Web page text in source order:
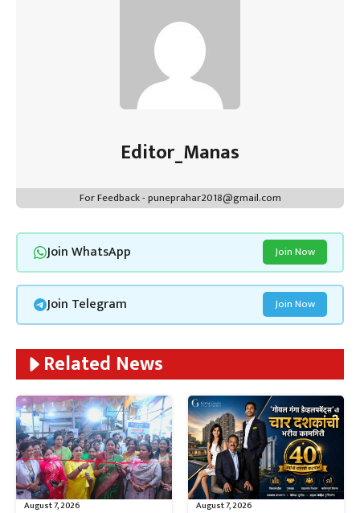
Editor_Manas
For Feedback - puneprahar2018@gmail.com
Join WhatsApp Join Now
Join Telegram Join Now
Related News
August 7, 2026 August 7, 2026